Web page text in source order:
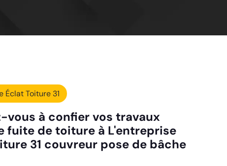
Éclat Toiture 31
vous à confier vos travaux
fuite de toiture à L'entreprise
31 couvreur pose de bâche